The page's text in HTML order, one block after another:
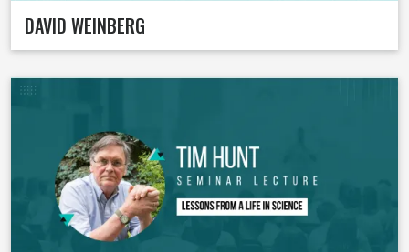
DAVID WEINBERG